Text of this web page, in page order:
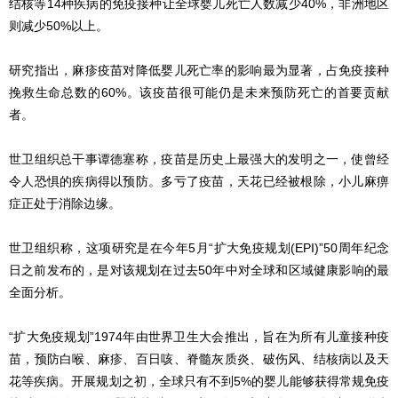
结核等14种疾病的免疫接种让全球婴儿死亡人数减少40%，非洲地区
则减少50%以上。
研究指出，麻疹疫苗对降低婴儿死亡率的影响最为显著，占免疫接种
挽救生命总数的60%。该疫苗很可能仍是未来预防死亡的首要贡献
者。
世卫组织总干事谭德塞称，疫苗是历史上最强大的发明之一，使曾经
令人恐惧的疾病得以预防。多亏了疫苗，天花已经被根除，小儿麻痹
症正处于消除边缘。
世卫组织称，这项研究是在今年5月“扩大免疫规划(EPI)”50周年纪念
日之前发布的，是对该规划在过去50年中对全球和区域健康影响的最
全面分析。
“扩大免疫规划”1974年由世界卫生大会推出，旨在为所有儿童接种疫
苗，预防白喉、麻疹、百日咳、脊髓灰质炎、破伤风、结核病以及天
花等疾病。开展规划之初，全球只有不到5%的婴儿能够获得常规免疫